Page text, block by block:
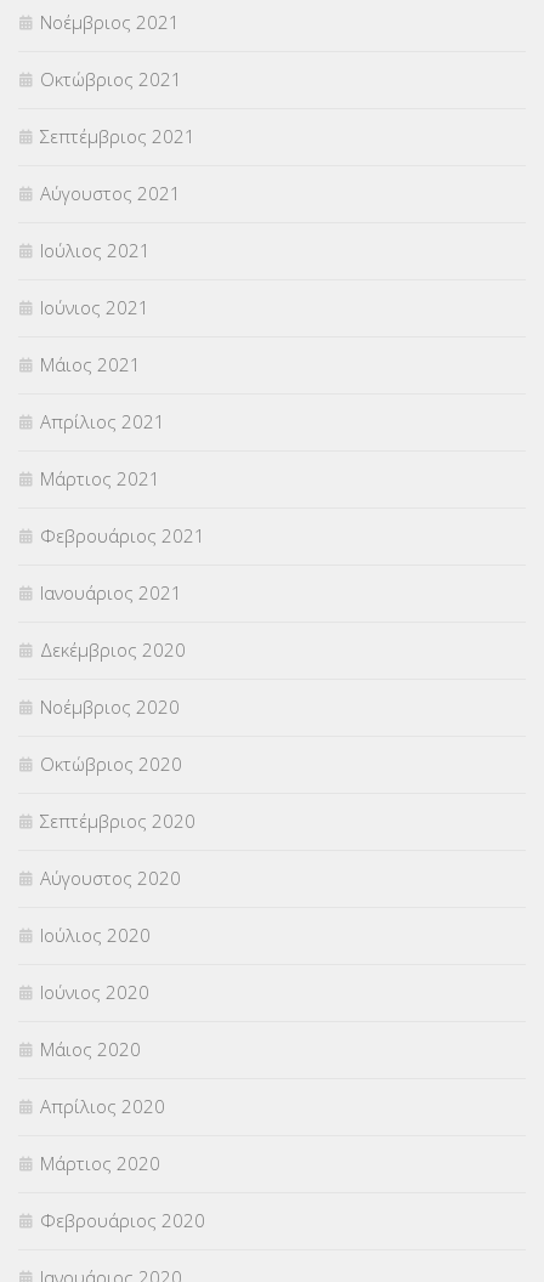
Νοέμβριος 2021
Οκτώβριος 2021
Σεπτέμβριος 2021
Αύγουστος 2021
Ιούλιος 2021
Ιούνιος 2021
Μάιος 2021
Απρίλιος 2021
Μάρτιος 2021
Φεβρουάριος 2021
Ιανουάριος 2021
Δεκέμβριος 2020
Νοέμβριος 2020
Οκτώβριος 2020
Σεπτέμβριος 2020
Αύγουστος 2020
Ιούλιος 2020
Ιούνιος 2020
Μάιος 2020
Απρίλιος 2020
Μάρτιος 2020
Φεβρουάριος 2020
Ιανουάριος 2020